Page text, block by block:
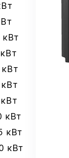
кВт
кВт
кВт
кВт